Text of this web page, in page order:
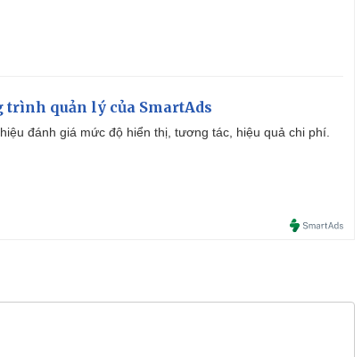
trình quản lý của SmartAds
đánh giá mức độ hiển thị, tương tác, hiệu quả chi phí.